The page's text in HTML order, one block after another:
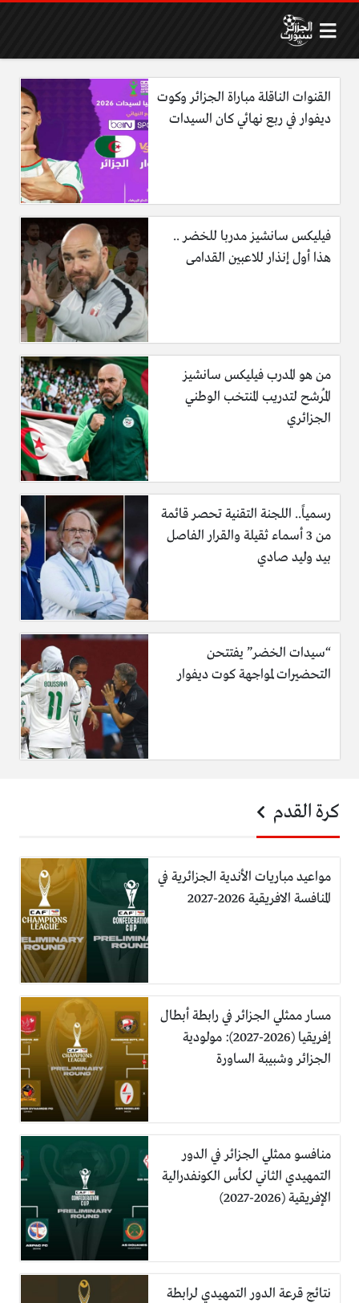
القنوات الناقلة مباراة الجزائر وكوت
ديفوار في ربع نهائي كان السيدات
فيليكس سانشيز مدربا للخضر ..
هذا أول إنذار للاعبين القدامى
من هو المدرب فيليكس سانشيز
المُرشح لتدريب المنتخب الوطني
الجزائري
رسمياً.. اللجنة التقنية تحصر قائمة
من 3 أسماء ثقيلة والقرار الفاصل
بيد وليد صادي
“سيدات الخضر” يفتتحن
التحضيرات لمواجهة كوت ديفوار
كرة القدم
مواعيد مباريات الأندية الجزائرية في
المنافسة الافريقية 2026-2027
مسار ممثلي الجزائر في رابطة أبطال
إفريقيا (2026-2027): مولودية
الجزائر وشبيبة الساورة
منافسو ممثلي الجزائر في الدور
التمهيدي الثاني لكأس الكونفدرالية
الإفريقية (2026-2027)
نتائج قرعة الدور التمهيدي لرابطة